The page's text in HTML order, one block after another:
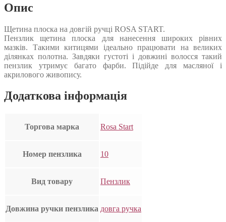
Опис
Щетина плоска на довгій ручці ROSA START.
Пензлик щетина плоска для нанесення широких рівних
мазків. Такими китицями ідеально працювати на великих
ділянках полотна. Завдяки густоті і довжині волосся такий
пензлик утримує багато фарби. Підійде для масляної і
акрилового живопису.
Додаткова інформація
Торгова марка Rosa Start
Номер пензлика 10
Вид товару Пензлик
Довжина ручки пензлика довга ручка